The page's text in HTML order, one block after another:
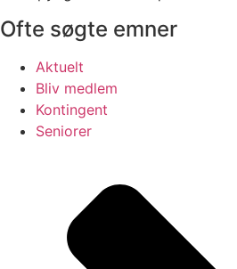
Ofte søgte emner
Aktuelt
Bliv medlem
Kontingent
Seniorer